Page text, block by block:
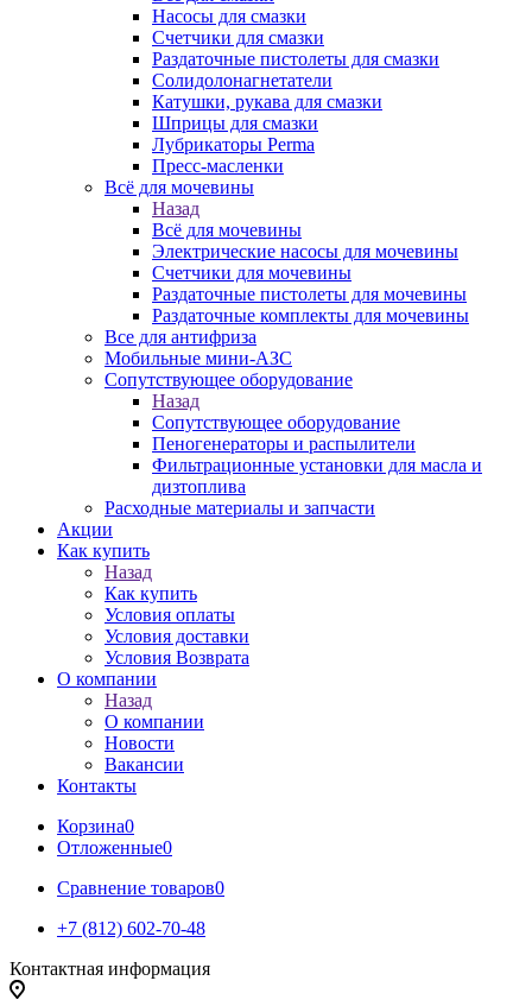
Насосы для смазки
Счетчики для смазки
Раздаточные пистолеты для смазки
Солидолонагнетатели
Катушки, рукава для смазки
Шприцы для смазки
Лубрикаторы Perma
Пресс-масленки
Всё для мочевины
Назад
Всё для мочевины
Электрические насосы для мочевины
Счетчики для мочевины
Раздаточные пистолеты для мочевины
Раздаточные комплекты для мочевины
Все для антифриза
Мобильные мини-АЗС
Сопутствующее оборудование
Назад
Сопутствующее оборудование
Пеногенераторы и распылители
Фильтрационные установки для масла и
дизтоплива
Расходные материалы и запчасти
Акции
Как купить
Назад
Как купить
Условия оплаты
Условия доставки
Условия Возврата
О компании
Назад
О компании
Новости
Вакансии
Контакты
Корзина0
Отложенные0
Сравнение товаров0
+7 (812) 602-70-48
Контактная информация